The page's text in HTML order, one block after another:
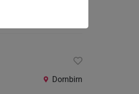
Dornbirn